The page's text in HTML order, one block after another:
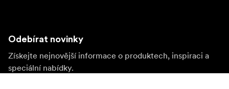
Odebírat novinky
Získejte nejnovější informace o produktech, inspiraci a
speciální nabídky.